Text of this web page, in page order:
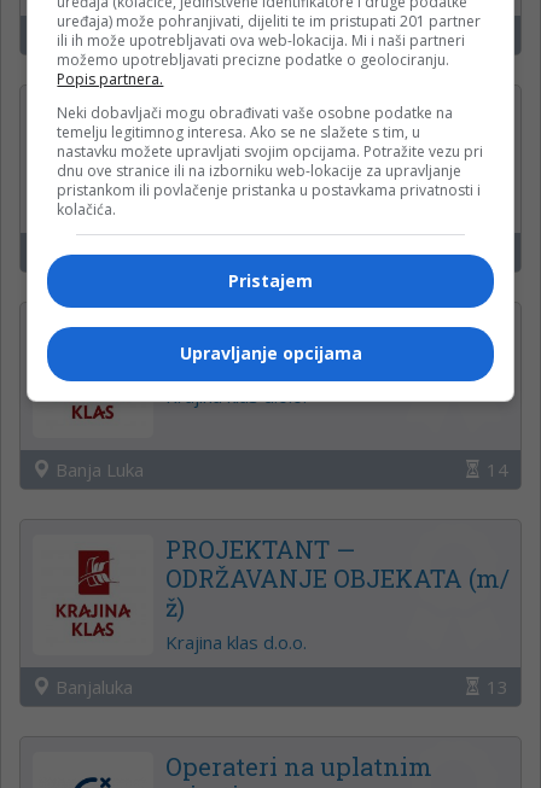
Banjaluka
Operateri na uplatnim
mjestima
WWin kladionica
Čelinac, Kneževo, Derventa
Administrativni radnik u
proizvodnji (m/ž)
Krajina klas d.o.o.
Banja Luka 14
PROJEKTANT —
ODRŽAVANJE OBJEKATA (m/
ž)
Krajina klas d.o.o.
Banjaluka
13
Operateri na uplatnim
uređaja) može pohranjivati, dijeliti te im pristupati 201 partner
ili ih može upotrebljavati ova web-lokacija. Mi i naši partneri
možemo upotrebljavati precizne podatke o geolociranju.
Popis partnera.
Neki dobavljači mogu obrađivati vaše osobne podatke na
temelju legitimnog interesa. Ako se ne slažete s tim, u
nastavku možete upravljati svojim opcijama. Potražite vezu pri
dnu ove stranice ili na izborniku web-lokacije za upravljanje
pristankom ili povlačenje pristanka u postavkama privatnosti i
kolačića.
Pristajem
Upravljanje opcijama